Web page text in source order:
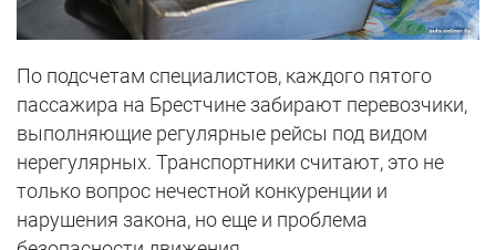
По подсчетам специалистов, каждого пятого
пассажира на Брестчине забирают перевозчики,
выполняющие регулярные рейсы под видом
нерегулярных. Транспортники считают, это не
только вопрос нечестной конкуренции и
нарушения закона, но еще и проблема